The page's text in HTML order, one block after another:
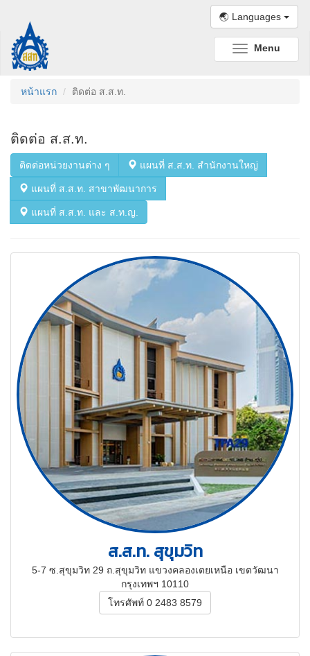
🌏 Languages
Toggle
navigation
Menu
หน้าแรก ติดต่อ ส.ส.ท.
ติดต่อ ส.ส.ท.
ติดต่อหน่วยงานต่าง ๆ แผนที่ ส.ส.ท. สำนักงานใหญ่
แผนที่ ส.ส.ท. สาขาพัฒนาการ
แผนที่ ส.ส.ท. และ ส.ท.ญ.
ส.ส.ท. สุขุมวิท
5-7 ซ.สุขุมวิท 29 ถ.สุขุมวิท แขวงคลองเตยเหนือ เขตวัฒนา
กรุงเทพฯ 10110
โทรศัพท์ 0 2483 8579